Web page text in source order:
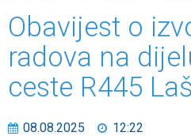
Obavijest o
radova na
ceste R445
08.08.2025 12:22